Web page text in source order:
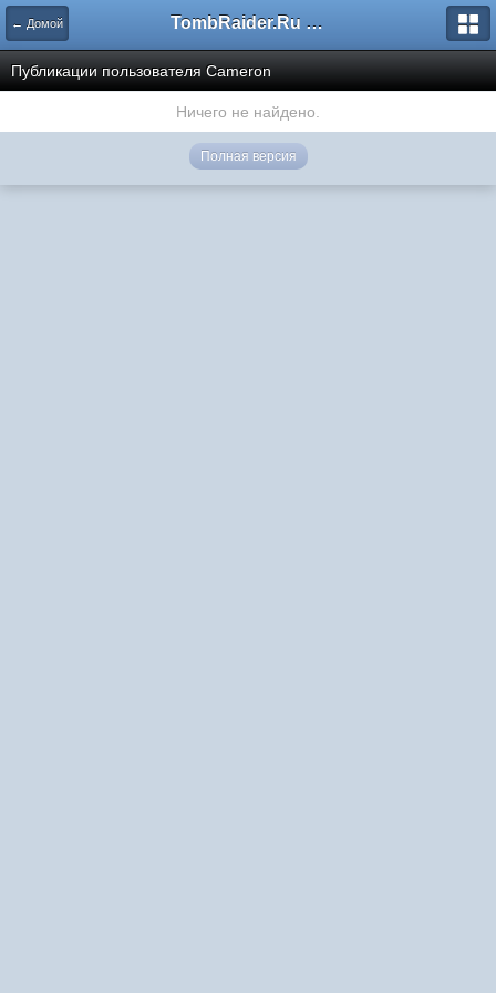
← Домой TombRaider.Ru - Форумы
Публикации пользователя Cameron
Ничего не найдено.
Полная версия